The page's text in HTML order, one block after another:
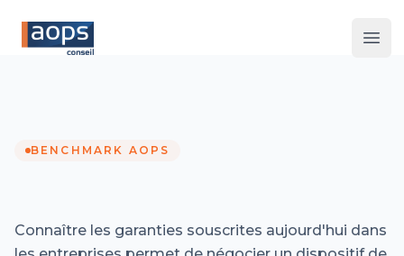
Les
BENCHMARK AOPS
Connaître les garanties souscrites aujourd'hui dans